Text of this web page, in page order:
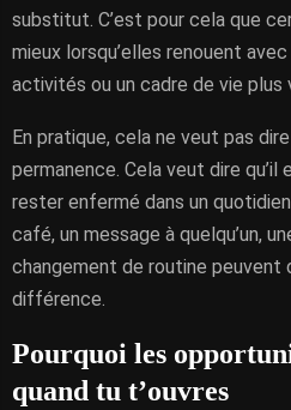
substitut. C’est pour cela que
mieux lorsqu’elles renouent
activités ou un cadre de vie plus
En pratique, cela ne veut pas
permanence. Cela veut dire
rester enfermé dans un
café, un message à quelqu’un,
changement de routine peuvent
différence.
Pourquoi les
quand tu t’ouvres